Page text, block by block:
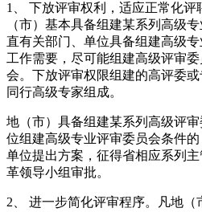
1、 下放评审权利，适应正常化
（市）基本具备组建某系列高级
直有关部门、单位具备组建高级
工作需要，尽可能组建高级评审
会。下放评审权限组建的高评委
同行高级专家组成。
地（市）具备组建某系列高级评
位组建高级专业评审委员会条件的
单位提出方案，征得省相应系列
革领导小组审批。
2、 进一步简化评审程序。凡地